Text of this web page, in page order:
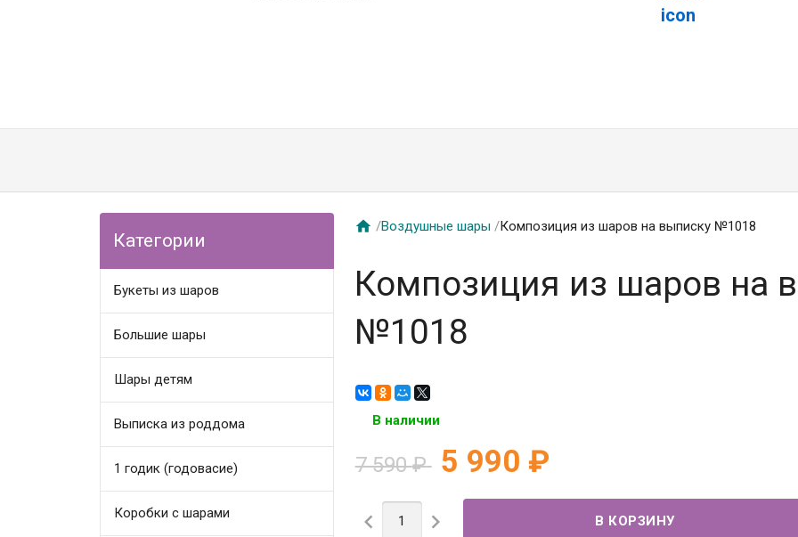
Категории
Букеты из шаров
Большие шары
Шары детям
Выписка из роддома
1 годик (годовасие)
Коробки с шарами
 /Воздушные шары /Композиция из шаров на выписку №1018
Композиция из шаров на
№1018
В наличии
7 590₽ 5 990 ₽
 